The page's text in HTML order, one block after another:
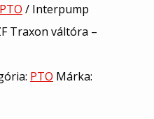
PTO / Interpump
Traxon váltóra –
PTO Márka: